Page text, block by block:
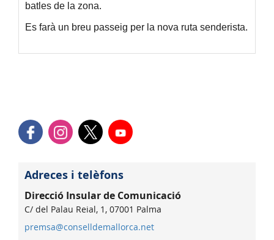
batles de la zona.
Es farà un breu passeig per la nova ruta senderista.
Adreces i telèfons
Direcció Insular de Comunicació
C/ del Palau Reial, 1, 07001 Palma
premsa@conselldemallorca.net